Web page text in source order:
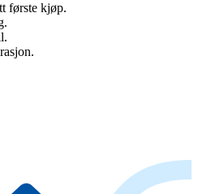
første kjøp.